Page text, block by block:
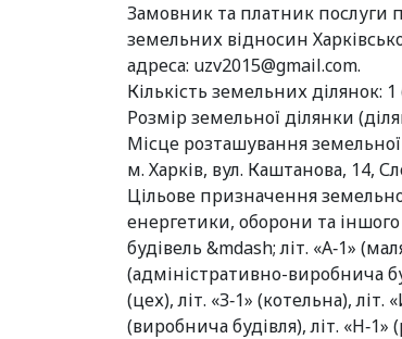
Замовник та платник послуги
земельних відносин
адреса: uzv2015@gmail.com.
Кількість земельних ділянок:
Розмір земельної ділянки
Місце розташування
м. Харків, вул. Каштанова, 14,
Цільове призначення
енергетики, оборони та
будівель &mdash; літ. «А‑1»
(адміністративно-виробнича
(цех), літ. «З‑1» (котельна),
(виробнича будівля), літ. «Н‑1»